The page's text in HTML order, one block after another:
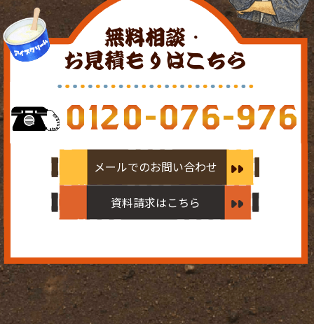
無料相談・
お見積もりはこちら
0120-076-976
メールでのお問い合わせ
資料請求はこちら